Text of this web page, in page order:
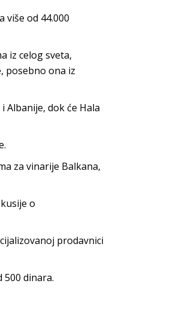
više od 44.000
iz celog sveta,
posebno ona iz
Albanije, dok će Hala
za vinarije Balkana,
o
prodavnici
500 dinara.